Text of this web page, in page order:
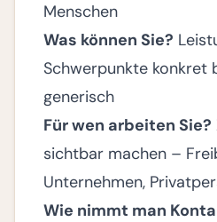
Menschen
Was können Sie?
Schwerpunkte konkret
generisch
Für wen arbeiten Sie?
sichtbar machen –
Unternehmen,
Wie nimmt man